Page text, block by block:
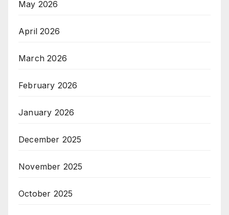
May 2026
April 2026
March 2026
February 2026
January 2026
December 2025
November 2025
October 2025